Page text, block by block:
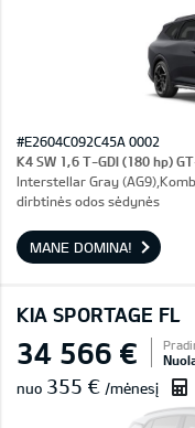
#E2604C092C45A 0002
K4 SW 1,6 T-GDI (180 hp)
Interstellar Gray
dirbtinės odos sėdynės
MANE DOMINA!
KIA SPORTAGE FL
34 566 €
nuo 355 € /mėnesį